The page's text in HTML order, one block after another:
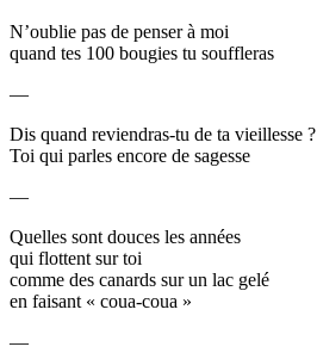
N’oublie pas de penser à moi
quand tes 100 bougies tu souffleras
—
Dis quand reviendras-tu de ta vieillesse ?
Toi qui parles encore de sagesse
—
Quelles sont douces les années
qui flottent sur toi
comme des canards sur un lac gelé
en faisant « coua-coua »
—